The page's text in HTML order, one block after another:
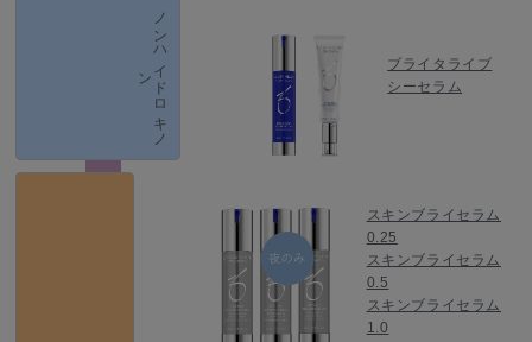
ノ
ン
ハ
イ
ド
ロ
キ
ノ
ン
ブライタライブ
シーセラム
スキンブライセラム
0.25
スキンブライセラム
0.5
スキンブライセラム
1.0